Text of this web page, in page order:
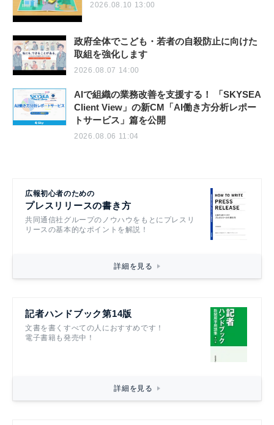
2026.08.10 13:00
政府全体でこども・若者の自殺防止に向けた
取組を強化します
2026.08.07 14:00
AIで組織の業務改善を支援する！ 「SKYSEA
Client View」の新CM「AI働き方分析レポー
トサービス」篇を公開
2026.08.06 11:04
広報初心者のための
プレスリリースの書き方
共同通信社グループのノウハウをもとにプレスリ
リースの基本的なポイントを解説！
詳細を見る
記者ハンドブック第14版
文書を書くすべての人におすすめです！
電子書籍も発売中！
詳細を見る